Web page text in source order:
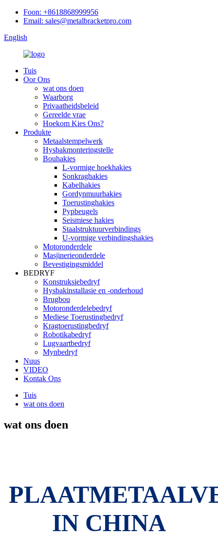
Foon: +8618868999956
Email: sales@metalbracketpro.com
English
Tuis
Oor Ons
wat ons doen
Waarborg
Privaatheidsbeleid
Gereelde vrae
Hoekom Kies Ons?
Produkte
Metaalstempelwerk
Hysbakmonteringstelle
Bouhakies
L-vormige hoekhakies
Sonkraghakies
Kabelhakies
Gordynmuurhakies
Toerustinghakies
Pypbeugels
Seismiese hakies
Staalstruktuurverbindings
U-vormige verbindingshakies
Motoronderdele
Masjinerieonderdele
Bevestigingsmiddel
BEDRYF
Konstruksiebedryf
Hysbakinstallasie en -onderhoud
Brugbou
Motoronderdelebedryf
Mediese Toerustingbedryf
Kragtoerustingbedryf
Robotikabedryf
Lugvaartbedryf
Mynbedryf
Nuus
VIDEO
Kontak Ons
Tuis
wat ons doen
wat ons doen
IN CHINA